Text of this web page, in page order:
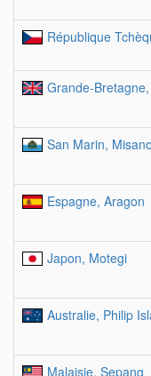
République
Grande-
San Marin, Misano
Espagne, Aragon
Japon, Motegi
Australie, Philip
Malaisie, Sepang